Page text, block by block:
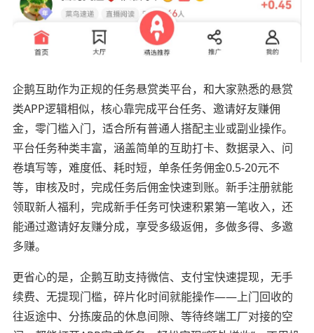
企鹅互助作为正规的任务悬赏类平台，和大家熟悉的悬赏
类APP逻辑相似，核心靠完成平台任务、邀请好友赚佣
金，零门槛入门，适合所有普通人搭配主业或副业操作。
平台任务种类丰富，涵盖简单的互助打卡、数据录入、问
卷填写等，难度低、耗时短，单条任务佣金0.5-20元不
等，审核及时，完成任务后佣金快速到账。新手注册就能
领取新人福利，完成新手任务可快速积累第一笔收入，还
能通过邀请好友赚分成，享受多级返佣，多做多得、多邀
多赚。
更省心的是，企鹅互助支持微信、支付宝快速提现，无手
续费、无提现门槛，碎片化时间就能操作——上门回收的
往返途中、分拣废品的休息间隙、等待终端工厂对接的空